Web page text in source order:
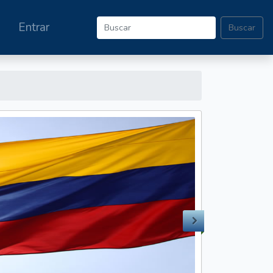
Entrar Buscar